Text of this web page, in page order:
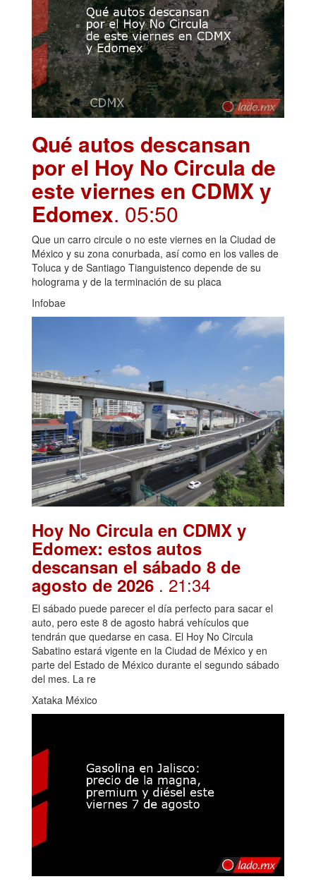
Qué autos descansan
por el Hoy No Circula de
este viernes en CDMX y
Edomex. 05:50
Que un carro circule o no este viernes en la Ciudad de
México y su zona conurbada, así como en los valles de
Toluca y de Santiago Tianguistenco depende de su
holograma y de la terminación de su placa
Infobae
Hoy No Circula en CDMX y
Edomex: estos autos
descansan el sábado 8 de
agosto de 2026 . 21:34
El sábado puede parecer el día perfecto para sacar el
auto, pero este 8 de agosto habrá vehículos que
tendrán que quedarse en casa. El Hoy No Circula
Sabatino estará vigente en la Ciudad de México y en
parte del Estado de México durante el segundo sábado
del mes. La re
Xataka México